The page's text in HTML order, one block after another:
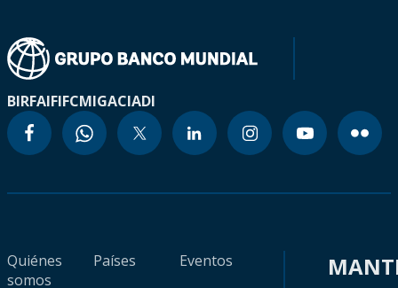
BIRFAIFIFCMIGACIADI
Quiénes
somos
Países
Eventos